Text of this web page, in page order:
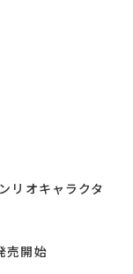
リオキャラクタ
売開始